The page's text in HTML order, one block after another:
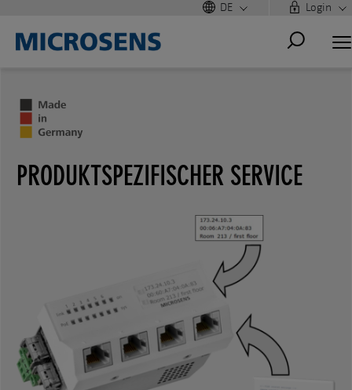
DE Login
PRODUKTSPEZIFISCHER SERVICE